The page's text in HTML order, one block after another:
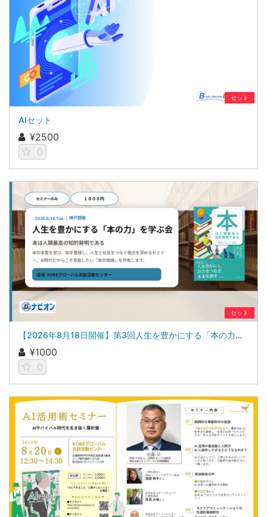
セット
AIセット
¥2500
0
セット
【2026年8月18日開催】第3回人生を豊かにする「本の力」を学ぶ会 参加申し込み（セミナーのみ参加の方）
¥1000
0